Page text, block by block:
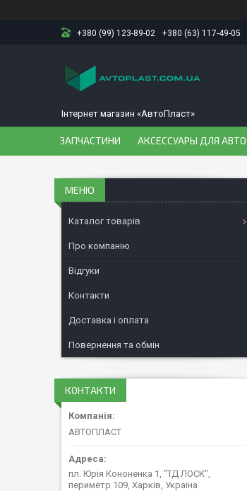
+380 (99) 123-89-02 +380 (63) 117-49-05
Інтернет магазин «АвтоПласт»
ЗАПЧАСТИНИ АКСЕССУАРЫ ДЛЯ АВТО
Каталог товарів
Про компанію
Відгуки
Контакти
Доставка і оплата
Повернення та обмін
КОНТАКТИ
АВТОПЛАСТ
пл. Юрія Кононенка 1, "ТД ЛОСК",
периметр 109, Харків, Україна